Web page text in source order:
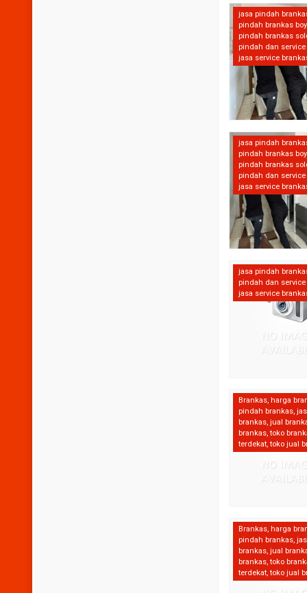
jasa pindah
pindah brankas
pindah brankas
pindah dan
jasa service
jasa pindah
pindah brankas
pindah brankas
pindah dan
jasa service
jasa pindah
pindah dan
jasa service
Brankas, harga
pindah brankas,
brankas,jual
brankas,toko
terdekat,toko jual
Brankas, harga
pindah brankas,
brankas,jual
brankas,toko
terdekat,toko jual